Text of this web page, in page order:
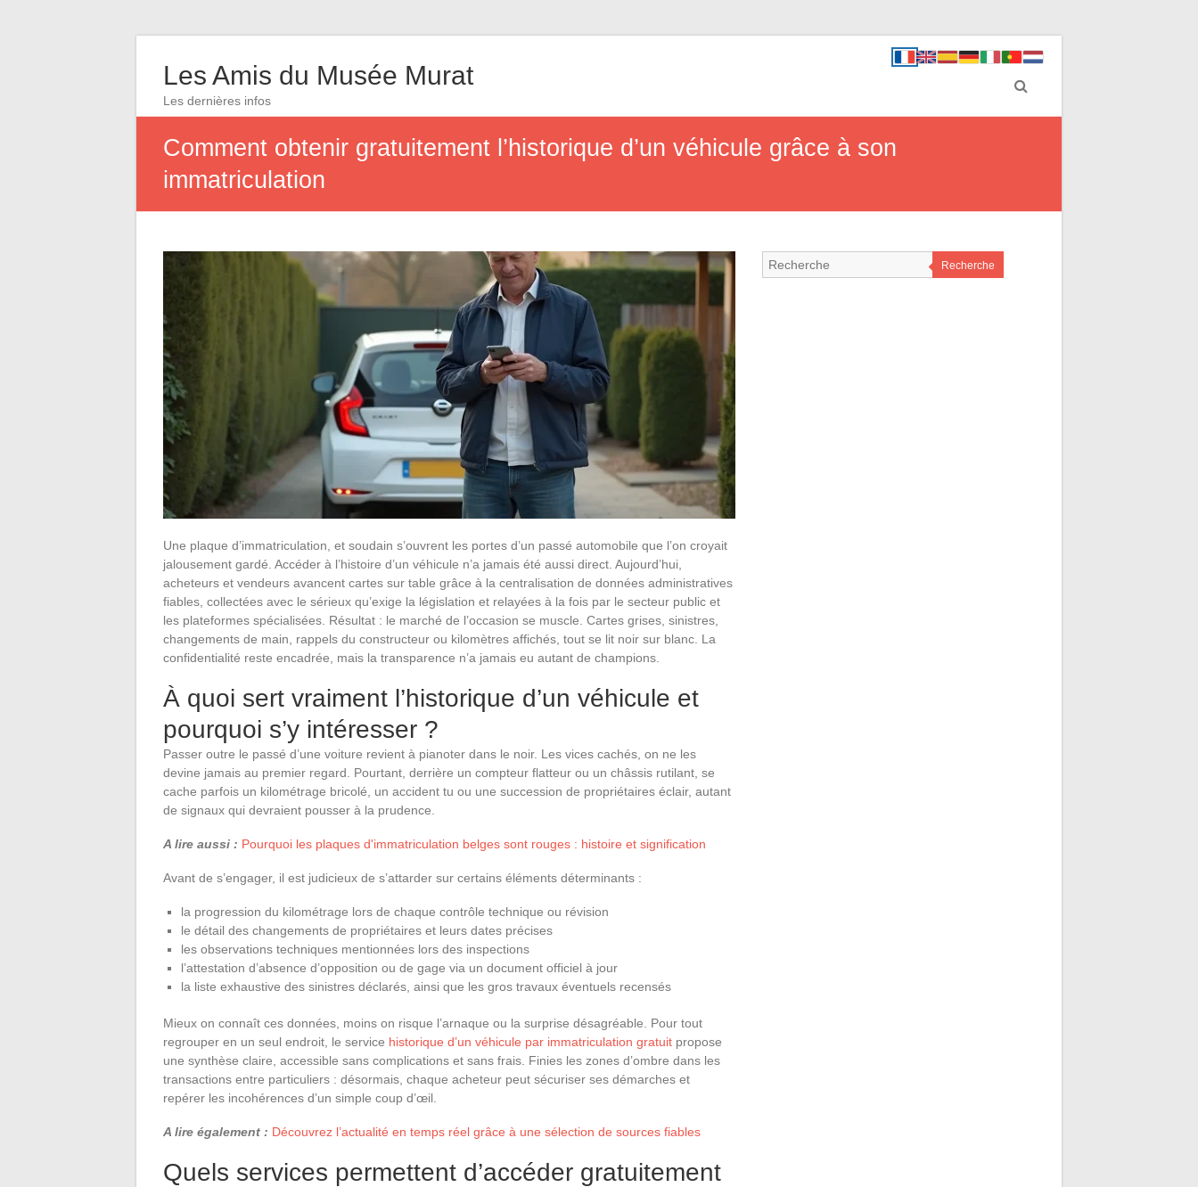
Les Amis du Musée Murat
Les dernières infos
Comment obtenir gratuitement l’historique d’un véhicule grâce à son
immatriculation
Une plaque d’immatriculation, et soudain s’ouvrent les portes d’un passé automobile que l’on croyait
jalousement gardé. Accéder à l’histoire d’un véhicule n’a jamais été aussi direct. Aujourd’hui,
acheteurs et vendeurs avancent cartes sur table grâce à la centralisation de données administratives
fiables, collectées avec le sérieux qu’exige la législation et relayées à la fois par le secteur public et
les plateformes spécialisées. Résultat : le marché de l’occasion se muscle. Cartes grises, sinistres,
changements de main, rappels du constructeur ou kilomètres affichés, tout se lit noir sur blanc. La
confidentialité reste encadrée, mais la transparence n’a jamais eu autant de champions.
À quoi sert vraiment l’historique d’un véhicule et
pourquoi s’y intéresser ?
Passer outre le passé d’une voiture revient à pianoter dans le noir. Les vices cachés, on ne les
devine jamais au premier regard. Pourtant, derrière un compteur flatteur ou un châssis rutilant, se
cache parfois un kilométrage bricolé, un accident tu ou une succession de propriétaires éclair, autant
de signaux qui devraient pousser à la prudence.
A lire aussi : Pourquoi les plaques d'immatriculation belges sont rouges : histoire et signification
Avant de s’engager, il est judicieux de s’attarder sur certains éléments déterminants :
la progression du kilométrage lors de chaque contrôle technique ou révision
le détail des changements de propriétaires et leurs dates précises
les observations techniques mentionnées lors des inspections
l’attestation d’absence d’opposition ou de gage via un document officiel à jour
la liste exhaustive des sinistres déclarés, ainsi que les gros travaux éventuels recensés
Mieux on connaît ces données, moins on risque l’arnaque ou la surprise désagréable. Pour tout
regrouper en un seul endroit, le service historique d’un véhicule par immatriculation gratuit propose
une synthèse claire, accessible sans complications et sans frais. Finies les zones d’ombre dans les
transactions entre particuliers : désormais, chaque acheteur peut sécuriser ses démarches et
repérer les incohérences d’un simple coup d’œil.
A lire également : Découvrez l’actualité en temps réel grâce à une sélection de sources fiables
Quels services permettent d’accéder gratuitement
Recherche